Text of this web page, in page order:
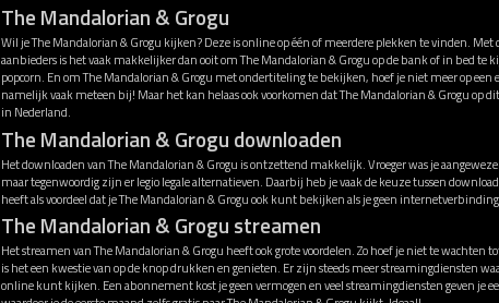
The Mandalorian & Grogu
Wil je The Mandalorian & Grogu kijken? Deze is online op één of meerdere plekken te vinden.
aanbieders is het vaak makkelijker dan ooit om The Mandalorian & Grogu op de bank of in bed te
popcorn. En om The Mandalorian & Grogu met ondertiteling te bekijken, hoef je niet meer op een
namelijk vaak meteen bij! Maar het kan helaas ook voorkomen dat The Mandalorian & Grogu op
in Nederland.
The Mandalorian & Grogu downloaden
Het downloaden van The Mandalorian & Grogu is ontzettend makkelijk. Vroeger was je
maar tegenwoordig zijn er legio legale alternatieven. Daarbij heb je vaak de keuze tussen
heeft als voordeel dat je The Mandalorian & Grogu ook kunt bekijken als je geen
The Mandalorian & Grogu streamen
Het streamen van The Mandalorian & Grogu heeft ook grote voordelen. Zo hoef je niet te wachten
is het een kwestie van op de knop drukken en genieten. Er zijn steeds meer streamingdiensten
online kunt kijken. Een abonnement kost je geen vermogen en veel streamingdiensten geven je